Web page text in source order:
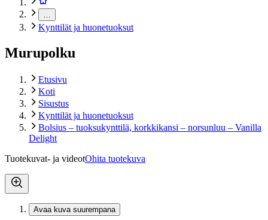
Kynttilät ja huonetuoksut
Murupolku
Etusivu
Koti
Sisustus
Kynttilät ja huonetuoksut
Bolsius – tuoksukynttilä, korkkikansi – norsunluu – Vanilla
Delight
Tuotekuvat- ja videotOhita tuotekuva
Avaa kuva suurempana